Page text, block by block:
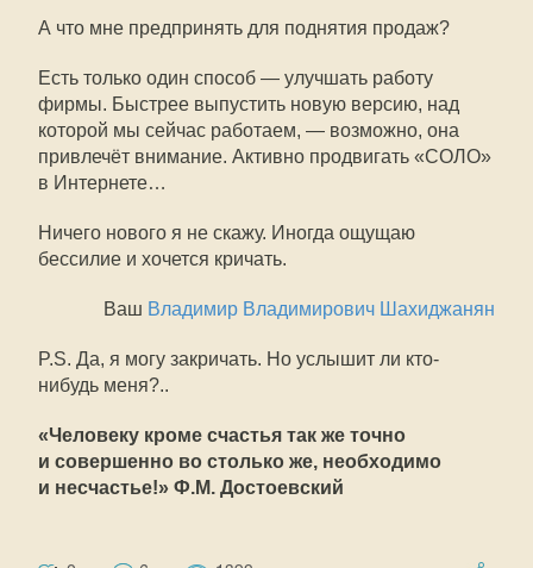
А что мне предпринять для поднятия продаж?
Есть только один способ — улучшать работу
фирмы. Быстрее выпустить новую версию, над
которой мы сейчас работаем, — возможно, она
привлечёт внимание. Активно продвигать «СОЛО»
в Интернете…
Ничего нового я не скажу. Иногда ощущаю
бессилие и хочется кричать.
Ваш Владимир Владимирович Шахиджанян
P.S. Да, я могу закричать. Но услышит ли кто-
нибудь меня?..
«Человеку кроме счастья так же точно
и совершенно во столько же, необходимо
и несчастье!» Ф.М. Достоевский